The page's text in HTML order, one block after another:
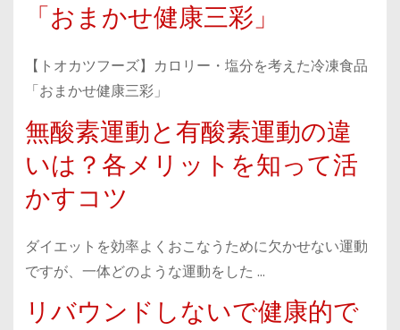
「おまかせ健康三彩」
【トオカツフーズ】カロリー・塩分を考えた冷凍食品
「おまかせ健康三彩」
無酸素運動と有酸素運動の違
いは？各メリットを知って活
かすコツ
ダイエットを効率よくおこなうために欠かせない運動
ですが、一体どのような運動をした …
リバウンドしないで健康的で